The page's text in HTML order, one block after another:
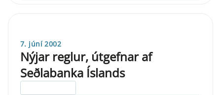
7. júní 2002
Nýjar reglur, útgefnar af
Seðlabanka Íslands